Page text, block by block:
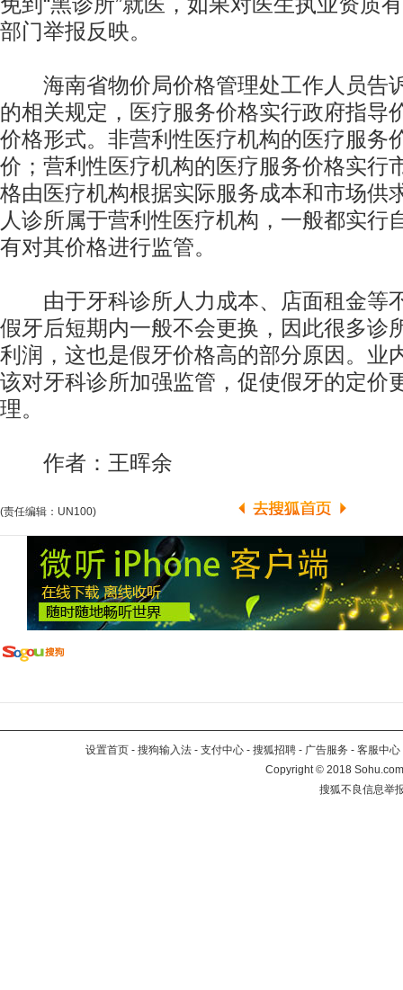
部门举报反映。
海南省物价局价格管理处工作人员告
的相关规定，医疗服务价格实行政府指导
价格形式。非营利性医疗机构的医疗服务
价；营利性医疗机构的医疗服务价格实行
格由医疗机构根据实际服务成本和市场供
人诊所属于营利性医疗机构，一般都实行
有对其价格进行监管。
由于牙科诊所人力成本、店面租金等
假牙后短期内一般不会更换，因此很多诊
利润，这也是假牙价格高的部分原因。业
该对牙科诊所加强监管，促使假牙的定价
理。
作者：王晖余
(责任编辑：UN100)
设置首页 - 搜狗输入法 - 支付中心 - 搜狐招聘 - 广告服务 - 客服中心
Copyright©2018
搜狐不良信息举